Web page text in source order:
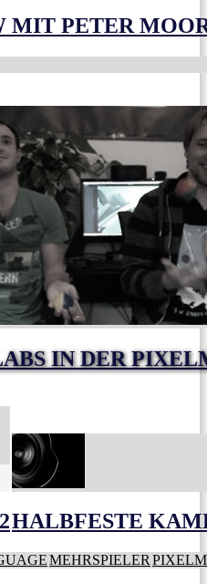
MIT PETER
IN DER
HALBFESTE
MEHRSPIELER